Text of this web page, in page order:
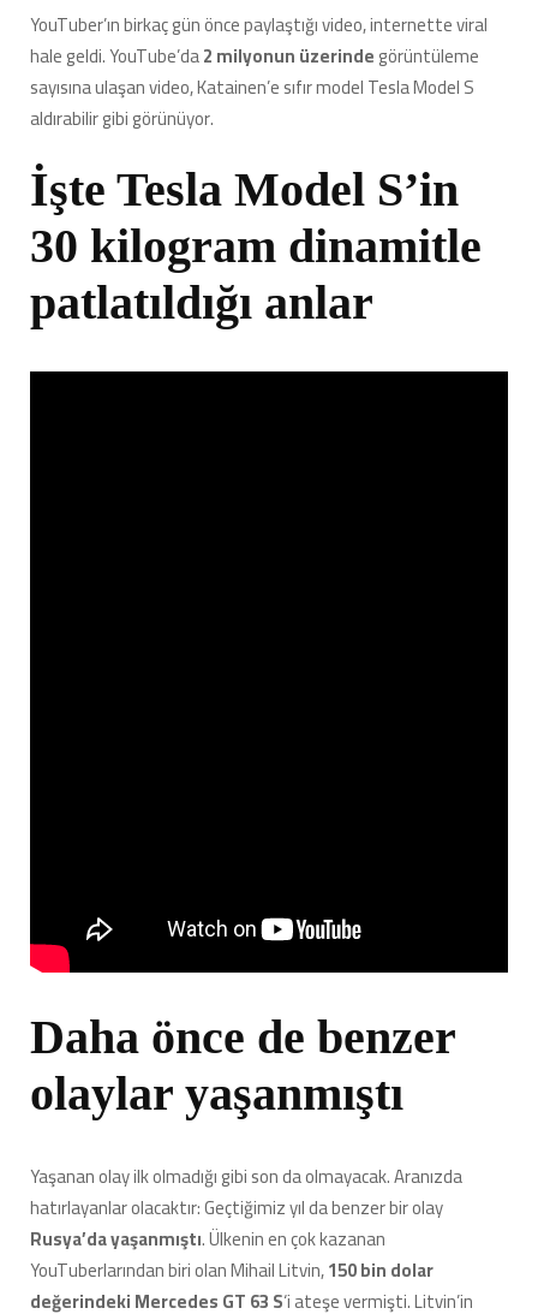
YouTuber’ın birkaç gün önce paylaştığı video, internette viral
hale geldi. YouTube’da2 milyonun üzerindegörüntüleme
sayısına ulaşan video, Katainen’e sıfır model Tesla Model S
aldırabilir gibi görünüyor.
İşte Tesla Model S’in
30 kilogram dinamitle
patlatıldığı anlar
Daha önce de benzer
olaylar yaşanmıştı
Yaşanan olay ilk olmadığı gibi son da olmayacak. Aranızda
hatırlayanlar olacaktır: Geçtiğimiz yıl da benzer bir olay
Rusya’da yaşanmıştı. Ülkenin en çok kazanan
YouTuberlarından biri olan Mihail Litvin,150 bin dolar
değerindeki Mercedes GT 63 S‘i ateşe vermişti. Litvin’in